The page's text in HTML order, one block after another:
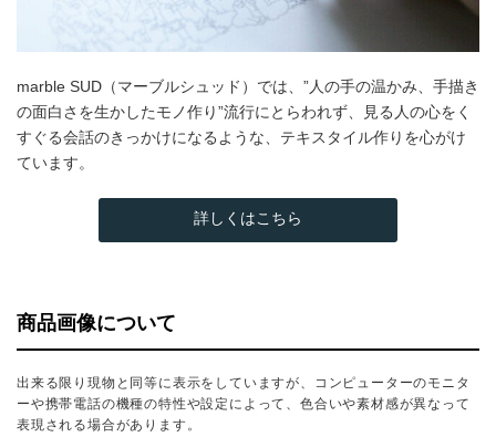
marble SUD（マーブルシュッド）では、”人の手の温かみ、手描き
の面白さを生かしたモノ作り”流行にとらわれず、見る人の心をく
すぐる会話のきっかけになるような、テキスタイル作りを心がけ
ています。
詳しくはこちら
商品画像について
出来る限り現物と同等に表示をしていますが、コンピューターのモニタ
ーや携帯電話の機種の特性や設定によって、色合いや素材感が異なって
表現される場合があります。